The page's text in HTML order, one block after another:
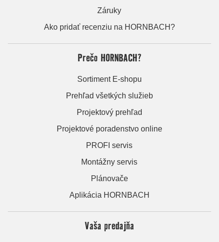
Záruky
Ako pridať recenziu na HORNBACH?
Prečo HORNBACH?
Sortiment E-shopu
Prehľad všetkých služieb
Projektový prehľad
Projektové poradenstvo online
PROFI servis
Montážny servis
Plánovače
Aplikácia HORNBACH
Vaša predajňa